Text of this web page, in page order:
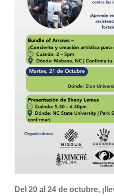
Del 20 al 24 de octubre,